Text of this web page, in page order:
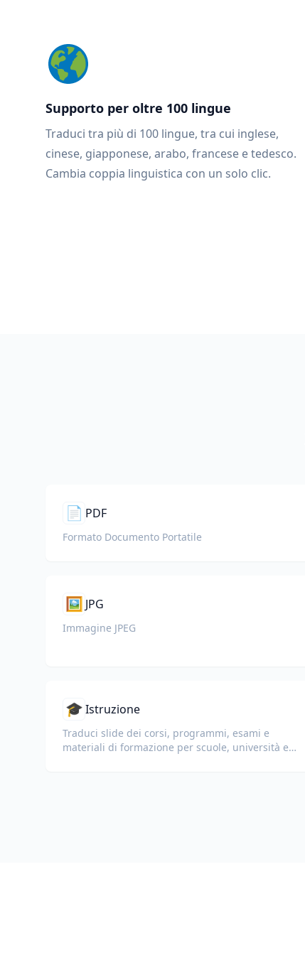
Supporto per oltre 100 lingue
Traduci tra più di 100 lingue, tra cui inglese,
cinese, giapponese, arabo, francese e tedesco.
Cambia coppia linguistica con un solo clic.
📄 PDF
Formato Documento Portatile
🖼️ JPG
Immagine JPEG
🎓Istruzione
Traduci slide dei corsi, programmi, esami e
materiali di formazione per scuole, università e